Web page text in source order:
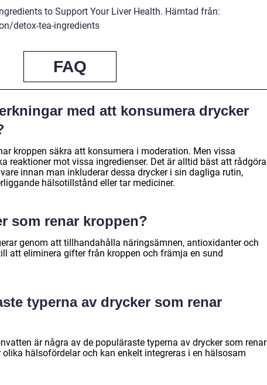
to Support Your Liver Health. Hämtad från:
detox-tea-ingredients
FAQ
med att konsumera drycker
kroppen säkra att konsumera i moderation. Men vissa
reaktioner mot vissa ingredienser. Det är alltid bäst att rådgöra
innan man inkluderar dessa drycker i sin dagliga rutin,
hälsotillstånd eller tar mediciner.
som renar kroppen?
genom att tillhandahålla näringsämnen, antioxidanter och
att eliminera gifter från kroppen och främja en sund
typerna av drycker som renar
är några av de populäraste typerna av drycker som renar
olika hälsofördelar och kan enkelt integreras i en hälsosam